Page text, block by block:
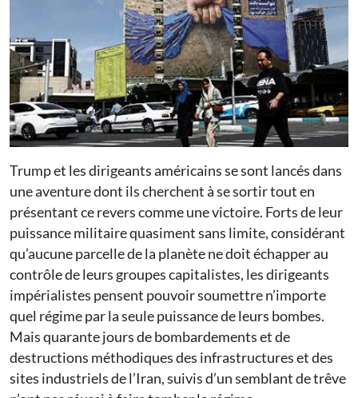
Trump et les dirigeants américains se sont lancés dans
une aventure dont ils cherchent à se sortir tout en
présentant ce revers comme une victoire. Forts de leur
puissance militaire quasiment sans limite, considérant
qu’aucune parcelle de la planète ne doit échapper au
contrôle de leurs groupes capitalistes, les dirigeants
impérialistes pensent pouvoir soumettre n’importe
quel régime par la seule puissance de leurs bombes.
Mais quarante jours de bombardements et de
destructions méthodiques des infrastructures et des
sites industriels de l’Iran, suivis d’un semblant de trêve